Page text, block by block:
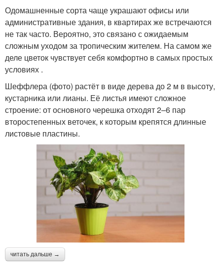
Одомашненные сорта чаще украшают офисы или
административные здания, в квартирах же встречаются
не так часто. Вероятно, это связано с ожидаемым
сложным уходом за тропическим жителем. На самом же
деле цветок чувствует себя комфортно в самых простых
условиях .
Шеффлера (фото) растёт в виде дерева до 2 м в высоту,
кустарника или лианы. Её листья имеют сложное
строение: от основного черешка отходят 2–6 пар
второстепенных веточек, к которым крепятся длинные
листовые пластины.
читать дальше →